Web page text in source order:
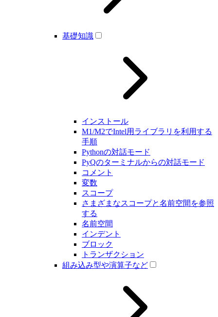
基礎知識
インストール
M1/M2でIntel用ライブラリを利用する
手順
Pythonの対話モード
PyQのターミナルからの対話モード
コメント
変数
スコープ
さまざまなスコープと名前空間を参照
する
名前空間
インデント
ブロック
トランザクション
組み込み型や演算子など